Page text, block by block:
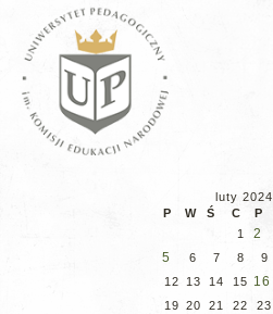
luty 2024
P
W Ś C P
1
2
5 6 7 8 9
12
13 14 15 16
19 20 21 22 23